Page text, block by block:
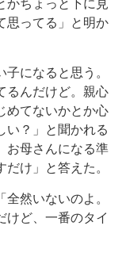
かちょっと下に見
思ってる」と明か
になると思う。
るんだけど。親心
めてないかとか心
い？」と聞かれる
お母さんになる準
け」と答えた。
然いないのよ。
けど、一番のタイ